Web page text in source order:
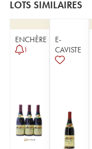
LOTS SIMILAIRES
ENCHÈRE
1
E-
CAVISTE